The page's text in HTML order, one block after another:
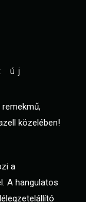
új
közelében!
a
A hangulatos